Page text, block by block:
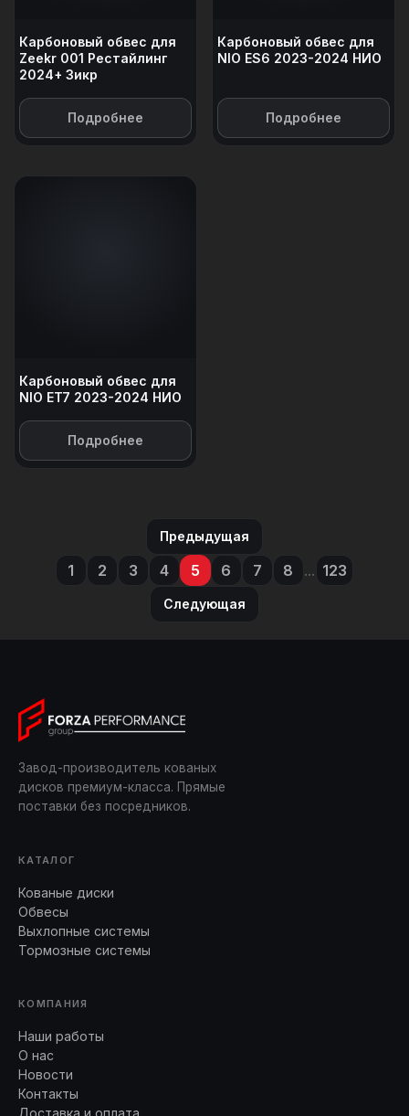
Карбоновый обвес для
Zeekr 001 Рестайлинг
2024+ Зикр
Подробнее
Карбоновый обвес для
NIO ES6 2023-2024 НИО
Подробнее
Карбоновый обвес для
NIO ET7 2023-2024 НИО
Подробнее
Предыдущая
1 2 3 4 5 6 7 8 ... 123
Следующая
Завод-производитель кованых
дисков премиум-класса. Прямые
поставки без посредников.
КАТАЛОГ
Кованые диски
Обвесы
Выхлопные системы
Тормозные системы
КОМПАНИЯ
Наши работы
О нас
Новости
Контакты
Доставка и оплата